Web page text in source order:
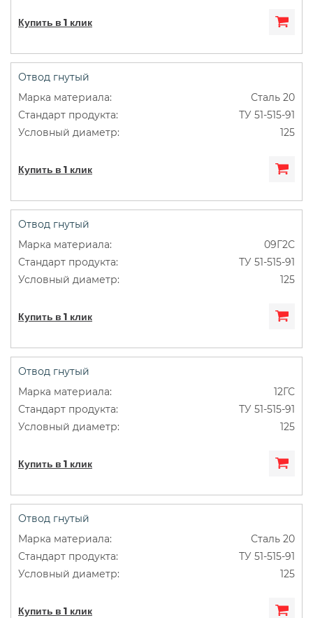
Купить в 1 клик
Отвод гнутый
Сталь 20
ТУ 51-515-91
125
Купить в 1 клик
Отвод гнутый
09Г2С
ТУ 51-515-91
125
Купить в 1 клик
Отвод гнутый
12ГС
ТУ 51-515-91
125
Купить в 1 клик
Отвод гнутый
Сталь 20
ТУ 51-515-91
125
Купить в 1 клик